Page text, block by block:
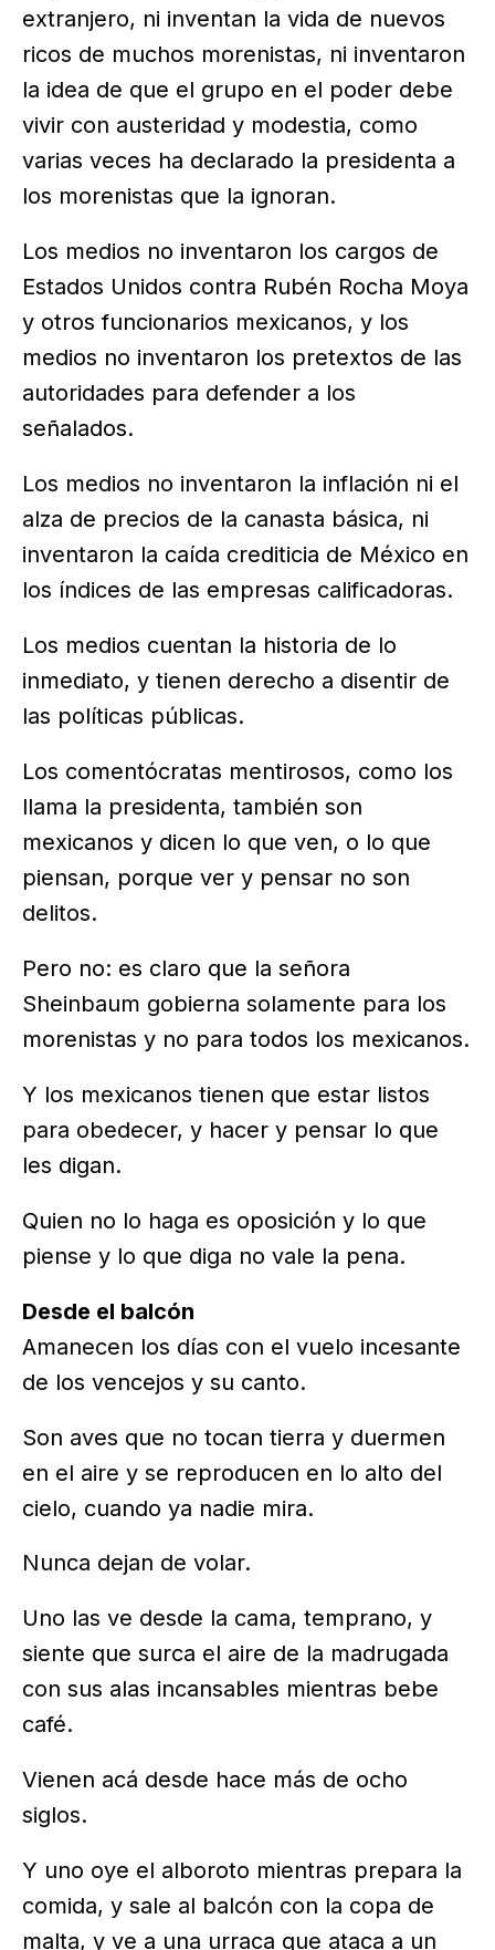
extranjero, ni inventan la vida de nuevos
ricos de muchos morenistas, ni inventaron
la idea de que el grupo en el poder debe
vivir con austeridad y modestia, como
varias veces ha declarado la presidenta a
los morenistas que la ignoran.
Los medios no inventaron los cargos de
Estados Unidos contra Rubén Rocha Moya
y otros funcionarios mexicanos, y los
medios no inventaron los pretextos de las
autoridades para defender a los
señalados.
Los medios no inventaron la inflación ni el
alza de precios de la canasta básica, ni
inventaron la caída crediticia de México en
los índices de las empresas calificadoras.
Los medios cuentan la historia de lo
inmediato, y tienen derecho a disentir de
las políticas públicas.
Los comentócratas mentirosos, como los
llama la presidenta, también son
mexicanos y dicen lo que ven, o lo que
piensan, porque ver y pensar no son
delitos.
Pero no: es claro que la señora
Sheinbaum gobierna solamente para los
morenistas y no para todos los mexicanos.
Y los mexicanos tienen que estar listos
para obedecer, y hacer y pensar lo que
les digan.
Quien no lo haga es oposición y lo que
piense y lo que diga no vale la pena.
Desde el balcón
Amanecen los días con el vuelo incesante
de los vencejos y su canto.
Son aves que no tocan tierra y duermen
en el aire y se reproducen en lo alto del
cielo, cuando ya nadie mira.
Nunca dejan de volar.
Uno las ve desde la cama, temprano, y
siente que surca el aire de la madrugada
con sus alas incansables mientras bebe
café.
Vienen acá desde hace más de ocho
siglos.
Y uno oye el alboroto mientras prepara la
comida, y sale al balcón con la copa de
malta, y ve a una urraca que ataca a un